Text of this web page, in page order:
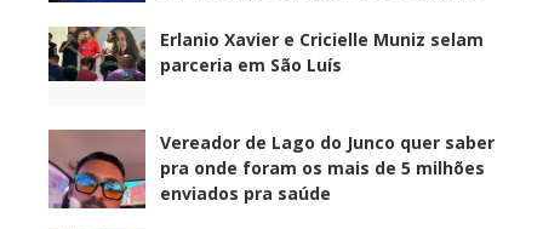
Erlanio Xavier e Cricielle Muniz selam
parceria em São Luís
Vereador de Lago do Junco quer saber
pra onde foram os mais de 5 milhões
enviados pra saúde